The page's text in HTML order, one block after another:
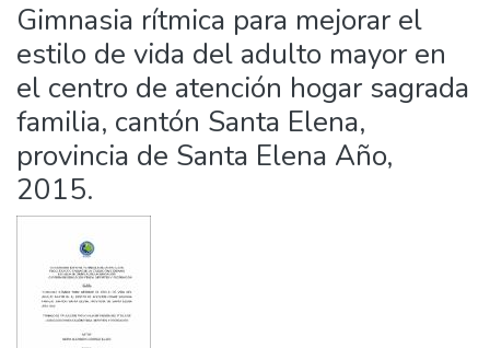
Gimnasia rítmica para mejorar el
estilo de vida del adulto mayor en
el centro de atención hogar sagrada
familia, cantón Santa Elena,
provincia de Santa Elena Año,
2015.